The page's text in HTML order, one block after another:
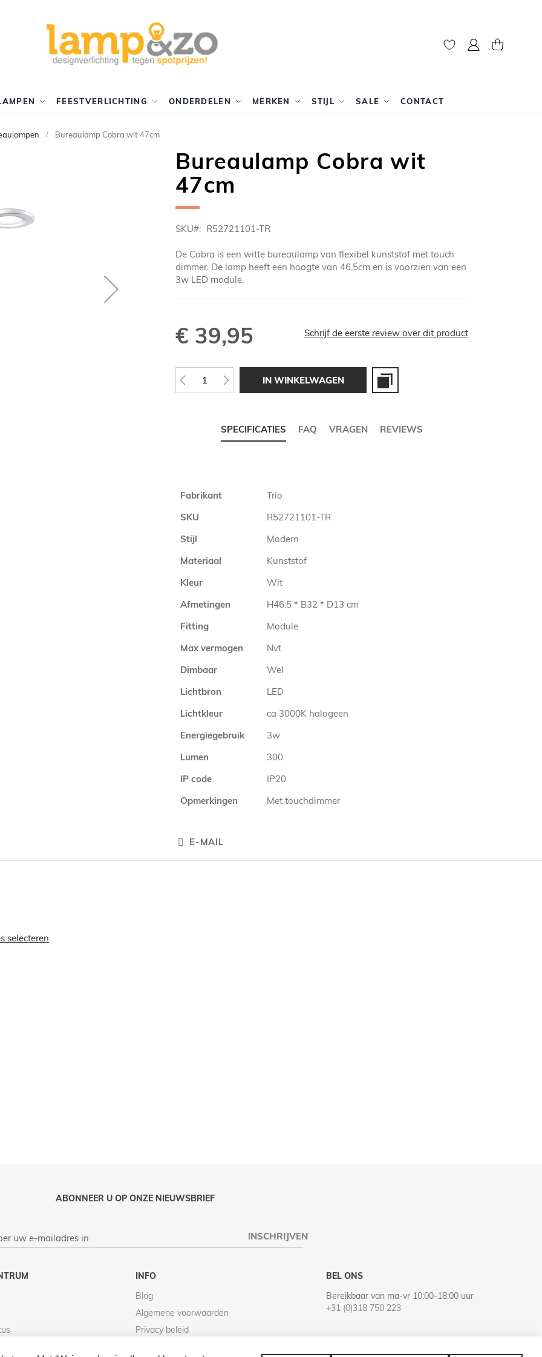
Mijn account
FEESTVERLICHTING ONDERDELEN MERKEN STIJL SALE CONTACT
Bureaulamp Cobra wit 47cm
Bureaulamp Cobra wit
47cm
SKU R52721101-TR
De Cobra is een witte bureaulamp van flexibel kunststof met touch
dimmer. De lamp heeft een hoogte van 46,5cm en is voorzien van een
3w LED module.
€ 39,95 Schrijf de eerste review over dit product
IN WINKELWAGEN
SPECIFICATIES FAQ VRAGEN REVIEWS
Meer
Fabrikant
Trio
SKU
R52721101-TR
Stijl
Modern
Materiaal
Kunststof
Kleur
Wit
Afmetingen
H46.5 * B32 * D13 cm
Fitting
Module
Max vermogen
Nvt
Dimbaar
Wel
Lichtbron
LED
Lichtkleur
ca 3000K halogeen
Energiegebruik
3w
Lumen
300
IP code
IP20
Opmerkingen
Met touchdimmer
E-MAIL
selecteren
ABONNEER U OP ONZE NIEUWSBRIEF
INSCHRIJVEN
INFO
Blog
Algemene voorwaarden
Privacy beleid
BEL ONS
Bereikbaar van ma-vr 10:00-18:00 uur
+31 (0)318 750 223